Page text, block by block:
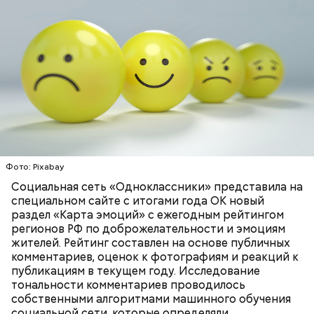
Фото: Pixabay
Социальная сеть «Одноклассники» представила на
специальном сайте с итогами года ОК новый
раздел «Карта эмоций» с ежегодным рейтингом
регионов РФ по доброжелательности и эмоциям
жителей. Рейтинг составлен на основе публичных
комментариев, оценок к фотографиям и реакций к
публикациям в текущем году. Исследование
тональности комментариев проводилось
собственными алгоритмами машинного обучения
— Заранее предсказать, как объект себя поведет,
невозможно. Если допустить резкое движение,
поток воздуха может увлечь шар за человеком, и
тот будет следовать за ним до тех пор, пока не
угаснет, — объяснил Бычков. — Но чаще всего они
не взрываются. Это редкий случай. Обычно энергия
у них кончается и они затухают.
или загорится помещение, предупредил эксперт.
Вернулся Макеев в Киев в ночь с 3 на 4 мая. По его
словам, ему казалось, что он вернулся домой с
фронта с победой.
Николай-угодник и народный
календарь